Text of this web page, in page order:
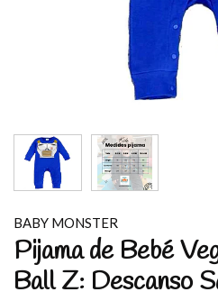
BABY MONSTER
Pijama de Bebé
Ball Z: Descanso